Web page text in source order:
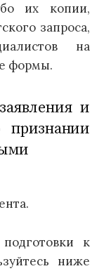
их копии,
запроса,
на
формы.
и
признании
к
ниже